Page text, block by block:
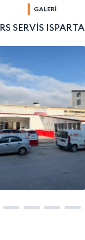
GALERİ
RS SERVİS ISPARTA